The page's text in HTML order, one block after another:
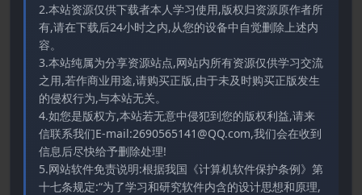
2.本站资源仅供下载者本人学习使用,版权归资源原作者所
有,请在下载后24小时之内,从您的设备中自觉删除上述内
容。
3.本站纯属为分享资源站点,网站内所有资源仅供学习交流
之用,若作商业用途,请购买正版,由于未及时购买正版发生
的侵权行为,与本站无关。
4.如您是版权方,本站若无意中侵犯到您的版权利益,请来
信联系我们E-mail:2690565141@QQ.com,我们会在收到
信息后尽快给予删除处理!
5.网站软件免责说明:根据我国《计算机软件保护条例》第
十七条规定:“为了学习和研究软件内含的设计思想和原理,